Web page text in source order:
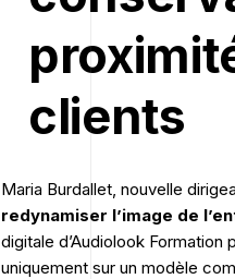
clients
Maria Burdallet, nouvelle
redynamiser l’image de
digitale d’Audiolook
uniquement sur un modèle